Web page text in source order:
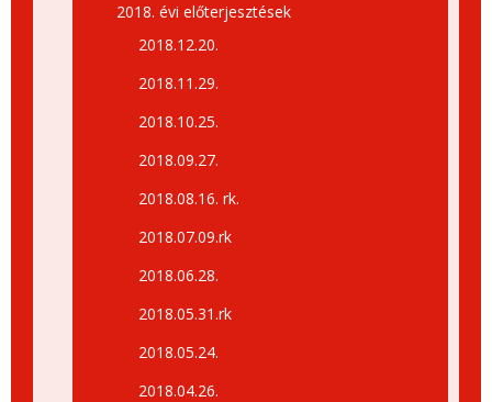
2018. évi előterjesztések
2018.12.20.
2018.11.29.
2018.10.25.
2018.09.27.
2018.08.16. rk.
2018.07.09.rk
2018.06.28.
2018.05.31.rk
2018.05.24.
2018.04.26.